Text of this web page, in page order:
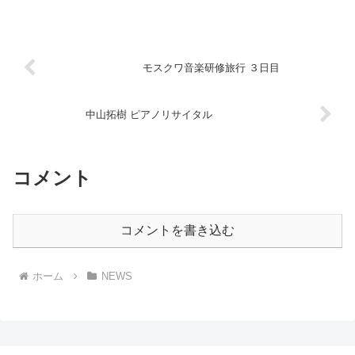
モスクワ音楽研修旅行 ３日目
中山拓樹 ピアノリサイタル
コメント
コメントを書き込む
ホーム NEWS